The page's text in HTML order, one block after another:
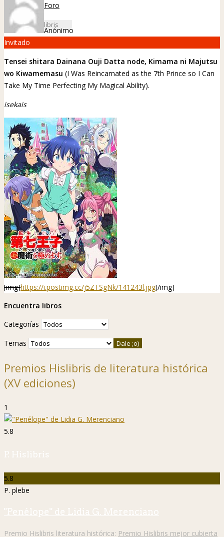
Foro
Anónimo
Invitado
Tensei shitara Dainana Ouji Datta node, Kimama ni Majutsu
wo Kiwamemasu (I Was Reincarnated as the 7th Prince so I Can
Take My Time Perfecting My Magical Ability).
isekais
[img]https://i.postimg.cc/j5ZTSgNk/141243l.jpg[/img]
Encuentra libros
Categorías
Temas
Premios Hislibris de literatura histórica
(XV ediciones)
1
5.8
P. Hislibris
5.8
P. plebe
"Penélope" de Lidia G. Merenciano
Premio Hislibris literatura histórica: Premio Hislibris mejor cubierta